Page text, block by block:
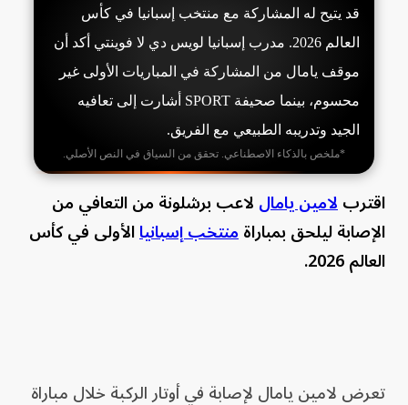
قد يتيح له المشاركة مع منتخب إسبانيا في كأس
العالم 2026. مدرب إسبانيا لويس دي لا فوينتي أكد أن
موقف يامال من المشاركة في المباريات الأولى غير
محسوم، بينما صحيفة SPORT أشارت إلى تعافيه
الجيد وتدريبه الطبيعي مع الفريق.
*ملخص بالذكاء الاصطناعي. تحقق من السياق في النص الأصلي.
اقتربلامين ياماللاعب برشلونة من التعافي من
الإصابة ليلحق بمباراةمنتخب إسبانياالأولى في كأس
العالم 2026.
تعرض لامين يامال لإصابة في أوتار الركبة خلال مباراة